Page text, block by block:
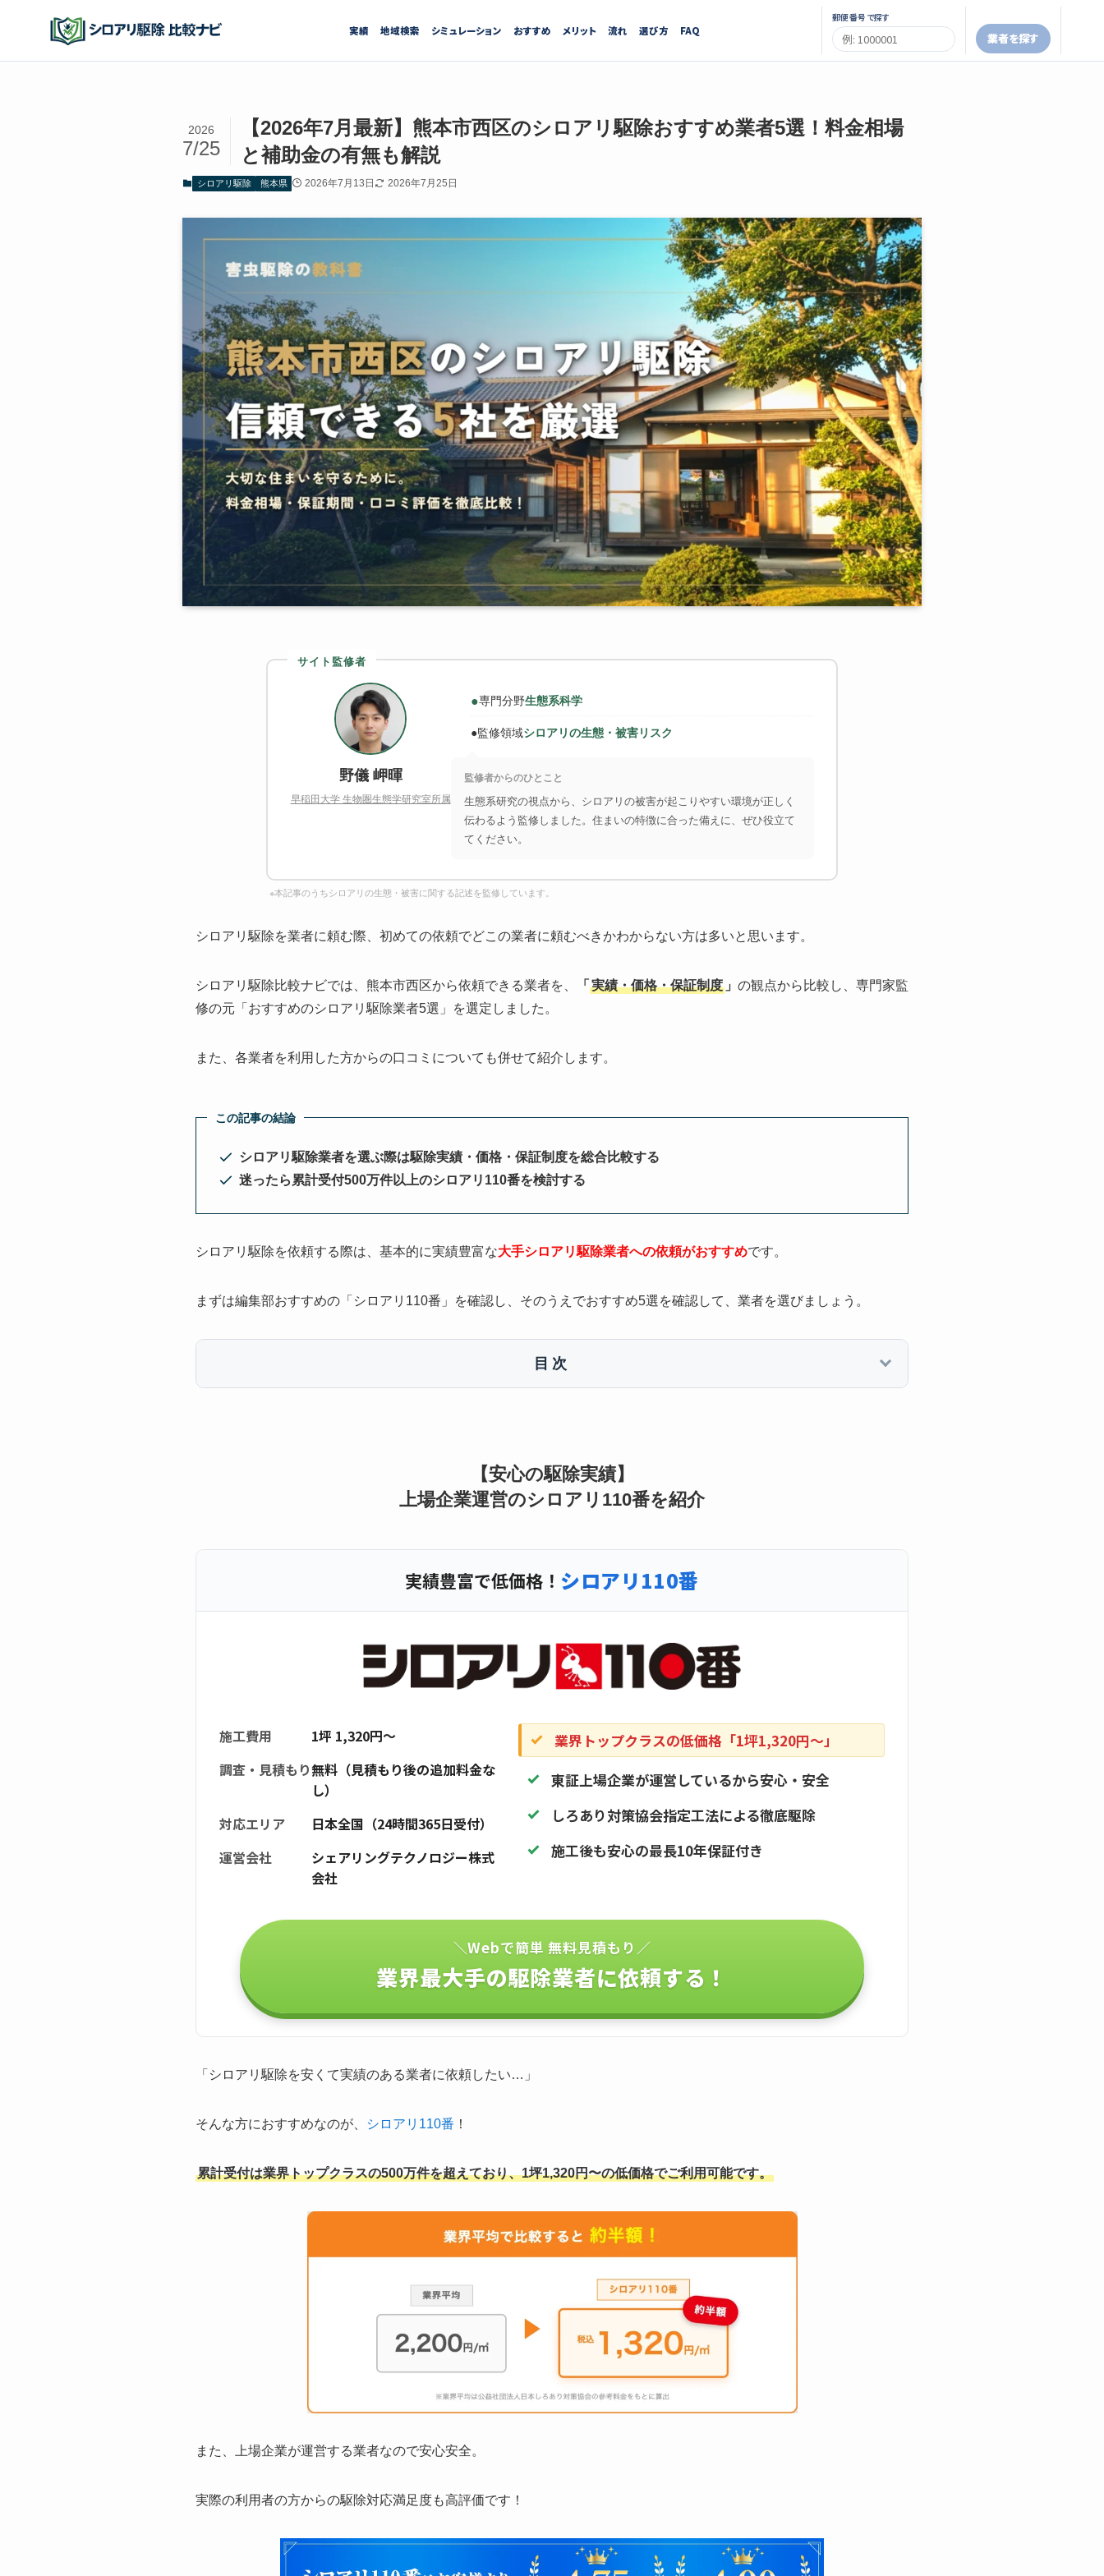
実績 地域検索 シミュレーション おすすめ メリット 流れ 選び方 FAQ
郵便番号で探す
業者を探す
【2026年7月最新】熊本市西区のシロアリ駆除おすすめ業者5選！料金相場
と補助金の有無も解説
2026
7/25
シロアリ駆除 熊本県 2026年7月13日 2026年7月25日
サイト監修者
野儀 岬暉
早稲田大学 生物圏生態学研究室所属
●専門分野生態系科学
●監修領域シロアリの生態・被害リスク
監修者からのひとこと
生態系研究の視点から、シロアリの被害が起こりやすい環境が正しく
伝わるよう監修しました。住まいの特徴に合った備えに、ぜひ役立て
てください。
※本記事のうちシロアリの生態・被害に関する記述を監修しています。
シロアリ駆除を業者に頼む際、初めての依頼でどこの業者に頼むべきかわからない方は多いと思います。
シロアリ駆除比較ナビでは、熊本市西区から依頼できる業者を、 「 実績・価格・保証制度 」 の観点から比較し、専門家監
修の元「おすすめのシロアリ駆除業者5選」を選定しました。
また、各業者を利用した方からの口コミについても併せて紹介します。
この記事の結論
シロアリ駆除業者を選ぶ際は駆除実績・価格・保証制度を総合比較する
迷ったら累計受付500万件以上のシロアリ110番を検討する
シロアリ駆除を依頼する際は、基本的に実績豊富な大手シロアリ駆除業者への依頼がおすすめです。
まずは編集部おすすめの「シロアリ110番」を確認し、そのうえでおすすめ5選を確認して、業者を選びましょう。
目次
【安心の駆除実績】
上場企業運営のシロアリ110番を紹介
実績豊富で低価格！ シロアリ110番
施工費用
1坪 1,320円〜
調査・見積もり無料（見積もり後の追加料金な
し）
対応エリア
日本全国（24時間365日受付）
運営会社
シェアリングテクノロジー株式
会社
業界トップクラスの低価格「1坪1,320円〜」
東証上場企業が運営しているから安心・安全
しろあり対策協会指定工法による徹底駆除
施工後も安心の最長10年保証付き
＼Webで簡単 無料見積もり／
業界最大手の駆除業者に依頼する！
「シロアリ駆除を安くて実績のある業者に依頼したい…」
そんな方におすすめなのが、 シロアリ110番 ！
累計受付は業界トップクラスの500万件を超えており、1坪1,320円〜の低価格でご利用可能です。
また、上場企業が運営する業者なので安心安全。
実際の利用者の方からの駆除対応満足度も高評価です！